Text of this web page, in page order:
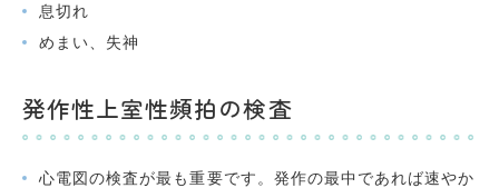
息切れ
めまい、失神
発作性上室性頻拍の検査
心電図の検査が最も重要です。発作の最中であれば速やか